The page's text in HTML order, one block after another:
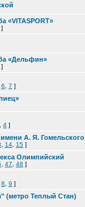
«VITASPORT»
]
«Дельфин»
]
6 7 ]
4 ]
А. Я. Гомельского
14 15 ]
Олимпийский
47 48 ]
8 9 ]
(метро Теплый Стан)